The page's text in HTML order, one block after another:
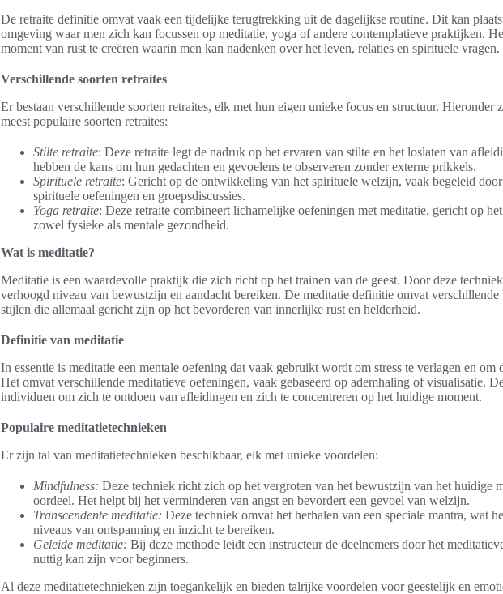
De retraite definitie omvat vaak een tijdelijke terugtrekking uit de dagelijkse routine. Dit kan
omgeving waar men zich kan focussen op meditatie, yoga of andere contemplatieve praktijken.
moment van rust te creëren waarin men kan nadenken over het leven, relaties en spirituele vragen.
Verschillende soorten retraites
Er bestaan verschillende soorten retraites, elk met hun eigen unieke focus en structuur. Hieronder
meest populaire soorten retraites:
Stilte retraite: Deze retraite legt de nadruk op het ervaren van stilte en het loslaten van
hebben de kans om hun gedachten en gevoelens te observeren zonder externe prikkels.
Spirituele retraite: Gericht op de ontwikkeling van het spirituele welzijn, vaak begeleid
spirituele oefeningen en groepsdiscussies.
Yoga retraite: Deze retraite combineert lichamelijke oefeningen met meditatie, gericht op
zowel fysieke als mentale gezondheid.
Wat is meditatie?
Meditatie is een waardevolle praktijk die zich richt op het trainen van de geest. Door deze
verhoogd niveau van bewustzijn en aandacht bereiken. De meditatie definitie omvat verschillende
stijlen die allemaal gericht zijn op het bevorderen van innerlijke rust en helderheid.
Definitie van meditatie
In essentie is meditatie een mentale oefening dat vaak gebruikt wordt om stress te verlagen en om
Het omvat verschillende meditatieve oefeningen, vaak gebaseerd op ademhaling of visualisatie.
individuen om zich te ontdoen van afleidingen en zich te concentreren op het huidige moment.
Populaire meditatietechnieken
Er zijn tal van meditatietechnieken beschikbaar, elk met unieke voordelen:
Mindfulness: Deze techniek richt zich op het vergroten van het bewustzijn van het huidige
oordeel. Het helpt bij het verminderen van angst en bevordert een gevoel van welzijn.
Transcendente meditatie: Deze techniek omvat het herhalen van een speciale mantra, wat
niveaus van ontspanning en inzicht te bereiken.
Geleide meditatie: Bij deze methode leidt een instructeur de deelnemers door het
nuttig kan zijn voor beginners.
Al deze meditatietechnieken zijn toegankelijk en bieden talrijke voordelen voor geestelijk en